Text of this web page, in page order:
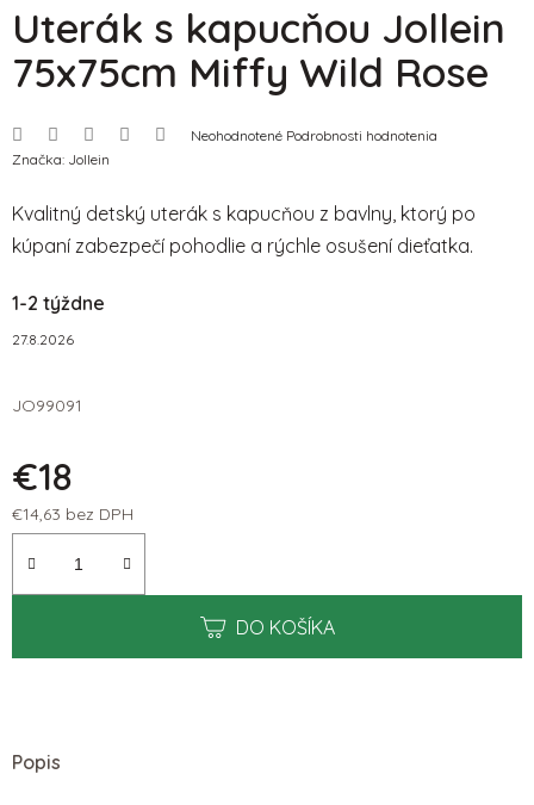
Uterák s kapucňou Jollein
75x75cm Miffy Wild Rose
Priemerné
0,0
z
5
hviezdičiek.
Neohodnotené Podrobnosti hodnotenia
Značka: Jollein
Kvalitný detský uterák s kapucňou z bavlny, ktorý po
kúpaní zabezpečí pohodlie a rýchle osušení dieťatka.
1-2 týždne
27.8.2026
JO99091
€18
€14,63 bez DPH
DO KOŠÍKA
Popis